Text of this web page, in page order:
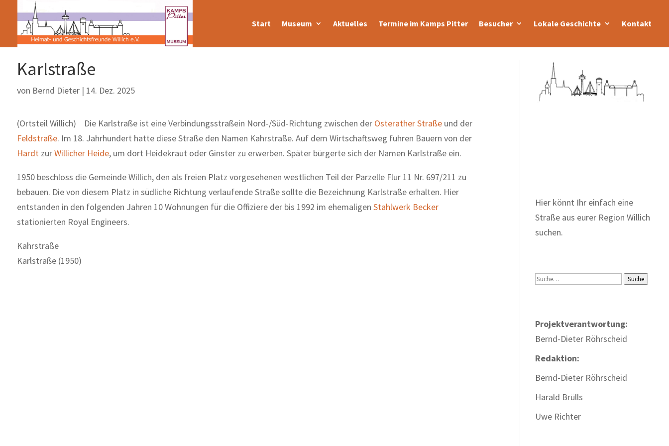
Start Museum Aktuelles Termine im Kamps Pitter Besucher Lokale Geschichte Kontakt
Karlstraße
von Bernd Dieter| 14. Dez. 2025
(Ortsteil Willich) Die Karlstraße ist eine Verbindungsstraßein Nord-/Süd-Richtung zwischen der Osterather Straßeund der
Feldstraße. Im 18. Jahrhundert hatte diese Straße den Namen Kahrstraße. Auf dem Wirtschaftsweg fuhren Bauern von der
Hardt zurWillicher Heide, um dort Heidekraut oder Ginster zu erwerben. Später bürgerte sich der Namen Karlstraße ein.
1950 beschloss die Gemeinde Willich, den als freien Platz vorgesehenen westlichen Teil der Parzelle Flur 11 Nr. 697/211 zu
bebauen. Die von diesem Platz in südliche Richtung verlaufende Straße sollte die Bezeichnung Karlstraße erhalten. Hier
entstanden in den folgenden Jahren 10 Wohnungen für die Offiziere der bis 1992 im ehemaligen Stahlwerk Becker
stationierten Royal Engineers.
Kahrstraße
Karlstraße (1950)
Hier könnt Ihr einfach eine
Straße aus eurer Region Willich
suchen.
Suche Suche
Projektverantwortung:
Bernd-Dieter Röhrscheid
Redaktion:
Bernd-Dieter Röhrscheid
Harald Brülls
Uwe Richter